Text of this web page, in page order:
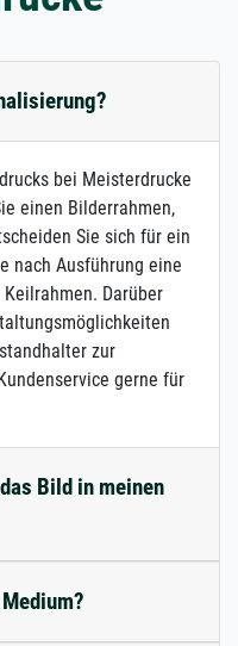
bei Meisterdrucke
einen Bilderrahmen,
Sie sich für ein
nach Ausführung eine
Darüber
zur
gerne für
Bild in meinen